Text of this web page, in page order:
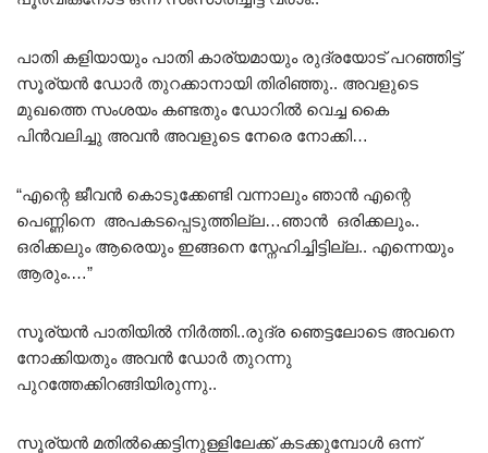
പാതി കളിയായും പാതി കാര്യമായും രുദ്രയോട് പറഞ്ഞിട്ട്
സൂര്യൻ ഡോർ തുറക്കാനായി തിരിഞ്ഞു.. അവളുടെ
മുഖത്തെ സംശയം കണ്ടതും ഡോറിൽ വെച്ച കൈ
പിൻവലിച്ചു അവൻ അവളുടെ നേരെ നോക്കി…
“എന്റെ ജീവൻ കൊടുക്കേണ്ടി വന്നാലും ഞാൻ എന്റെ
പെണ്ണിനെ അപകടപ്പെടുത്തില്ല…ഞാൻ ഒരിക്കലും..
ഒരിക്കലും ആരെയും ഇങ്ങനെ സ്നേഹിച്ചിട്ടില്ല.. എന്നെയും
ആരും.…”
സൂര്യൻ പാതിയിൽ നിർത്തി..രുദ്ര ഞെട്ടലോടെ അവനെ
നോക്കിയതും അവൻ ഡോർ തുറന്നു
പുറത്തേക്കിറങ്ങിയിരുന്നു..
സൂര്യൻ മതിൽക്കെട്ടിനുള്ളിലേക്ക് കടക്കുമ്പോൾ ഒന്ന്